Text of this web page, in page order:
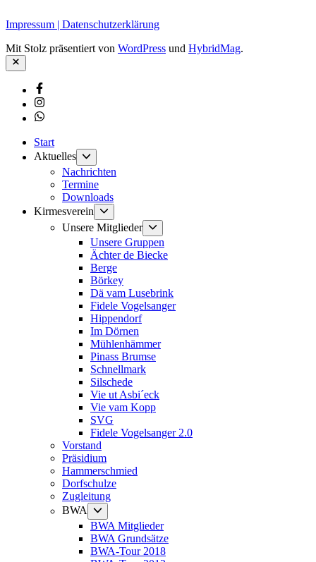
Impressum | Datenschutzerklärung
Mit Stolz präsentiert von WordPress und HybridMag.
Schließen
Facebook
Instagram
Whatsapp
Start
Aktuelles
Untermenü
anzeigen
Nachrichten
Termine
Downloads
Kirmesverein
anzeigen
Unsere Mitglieder
anzeigen
Unsere Gruppen
Ächter de Biecke
Berge
Börkey
Dä vam Lusebrink
Fidele Vogelsanger
Hippendorf
Im Dörnen
Mühlenhämmer
Pinass Brumse
Schnellmark
Silschede
Vie ut Asbi´eck
Vie vam Kopp
SVG
Fidele Vogelsanger 2.0
Vorstand
Präsidium
Hammerschmied
Dorfschulze
Zugleitung
BWA
Untermenü
anzeigen
BWA Mitglieder
BWA Grundsätze
BWA-Tour 2018